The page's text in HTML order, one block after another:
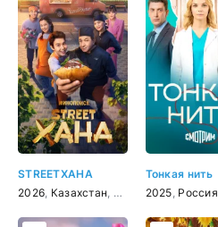
STREETХАНА
2026 Казахстан комедия
Тонкая нить
2025 Россия